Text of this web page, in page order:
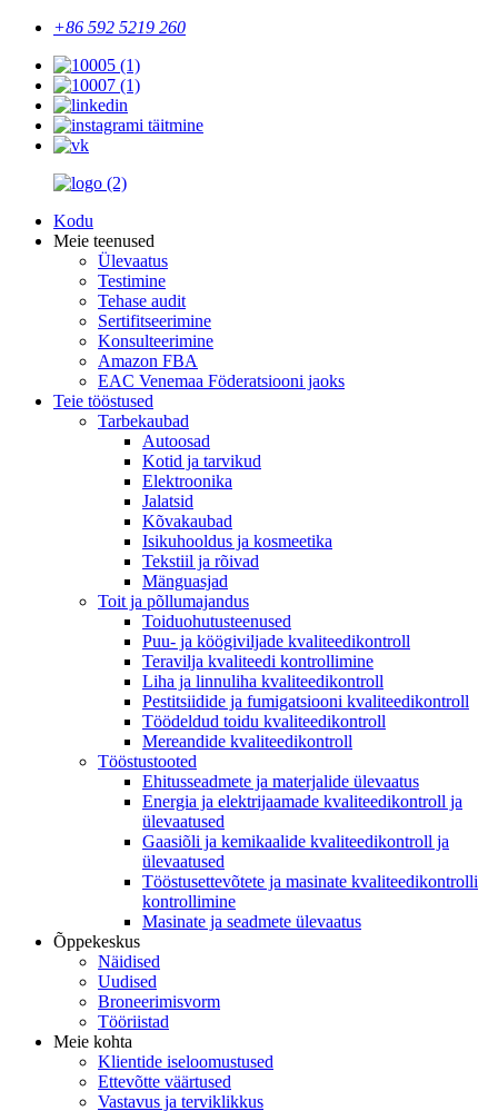
+86 592 5219 260
Kodu
Meie teenused
Ülevaatus
Testimine
Tehase audit
Sertifitseerimine
Konsulteerimine
Amazon FBA
EAC Venemaa Föderatsiooni jaoks
Teie tööstused
Tarbekaubad
Autoosad
Kotid ja tarvikud
Elektroonika
Jalatsid
Kõvakaubad
Isikuhooldus ja kosmeetika
Tekstiil ja rõivad
Mänguasjad
Toit ja põllumajandus
Toiduohutusteenused
Puu- ja köögiviljade kvaliteedikontroll
Teravilja kvaliteedi kontrollimine
Liha ja linnuliha kvaliteedikontroll
Pestitsiidide ja fumigatsiooni kvaliteedikontroll
Töödeldud toidu kvaliteedikontroll
Mereandide kvaliteedikontroll
Tööstustooted
Ehitusseadmete ja materjalide ülevaatus
Energia ja elektrijaamade kvaliteedikontroll ja
ülevaatused
Gaasiõli ja kemikaalide kvaliteedikontroll ja
ülevaatused
Tööstusettevõtete ja masinate kvaliteedikontrolli
kontrollimine
Masinate ja seadmete ülevaatus
Õppekeskus
Näidised
Uudised
Broneerimisvorm
Tööriistad
Meie kohta
Klientide iseloomustused
Ettevõtte väärtused
Vastavus ja terviklikkus